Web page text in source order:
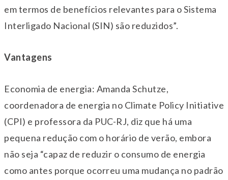
em termos de benefícios relevantes para o Sistema
Interligado Nacional (SIN) são reduzidos”.
Vantagens
Economia de energia: Amanda Schutze,
coordenadora de energia no Climate Policy Initiative
(CPI) e professora da PUC-RJ, diz que há uma
pequena redução com o horário de verão, embora
não seja “capaz de reduzir o consumo de energia
como antes porque ocorreu uma mudança no padrão